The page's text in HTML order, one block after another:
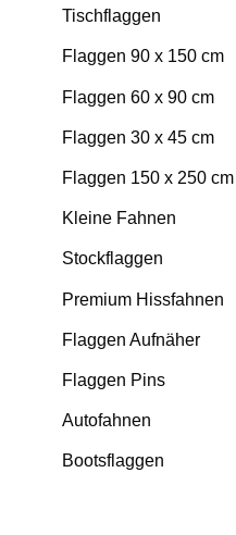
Tischflaggen
Flaggen 90 x 150 cm
Flaggen 60 x 90 cm
Flaggen 30 x 45 cm
Flaggen 150 x 250 cm
Kleine Fahnen
Stockflaggen
Premium Hissfahnen
Flaggen Aufnäher
Flaggen Pins
Autofahnen
Bootsflaggen